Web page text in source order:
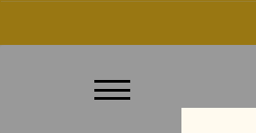
Emporter